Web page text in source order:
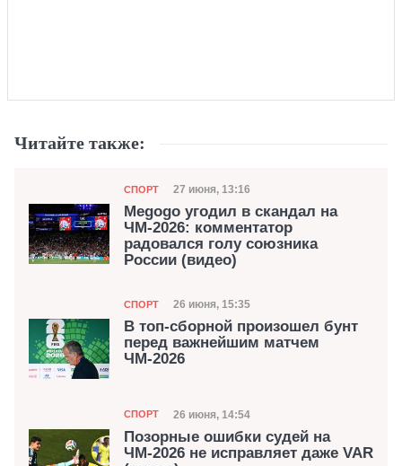
Читайте также:
Категория
СПОРТ Дата публикации
27 июня, 13:16
Megogo угодил в скандал на
ЧМ-2026: комментатор
радовался голу союзника
России (видео)
Категория
СПОРТ Дата публикации
26 июня, 15:35
В топ-сборной произошел бунт
перед важнейшим матчем
ЧМ-2026
Категория
СПОРТ Дата публикации
26 июня, 14:54
Позорные ошибки судей на
ЧМ-2026 не исправляет даже VAR